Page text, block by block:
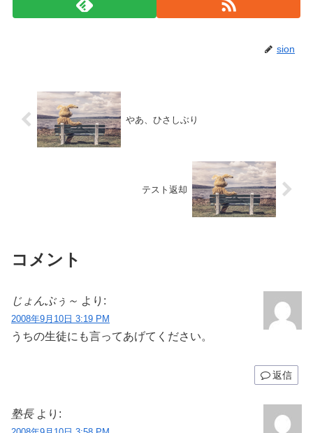
sion
やあ、ひさしぶり
テスト返却
コメント
じょんぶぅ～ より:
2008年9月10日 3:19 PM
うちの生徒にも言ってあげてください。
返信
塾長 より: